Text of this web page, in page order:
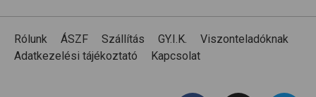
Rólunk ÁSZF Szállítás GY.I.K.
Viszonteladóknak
Adatkezelési tájékoztató
Kapcsolat